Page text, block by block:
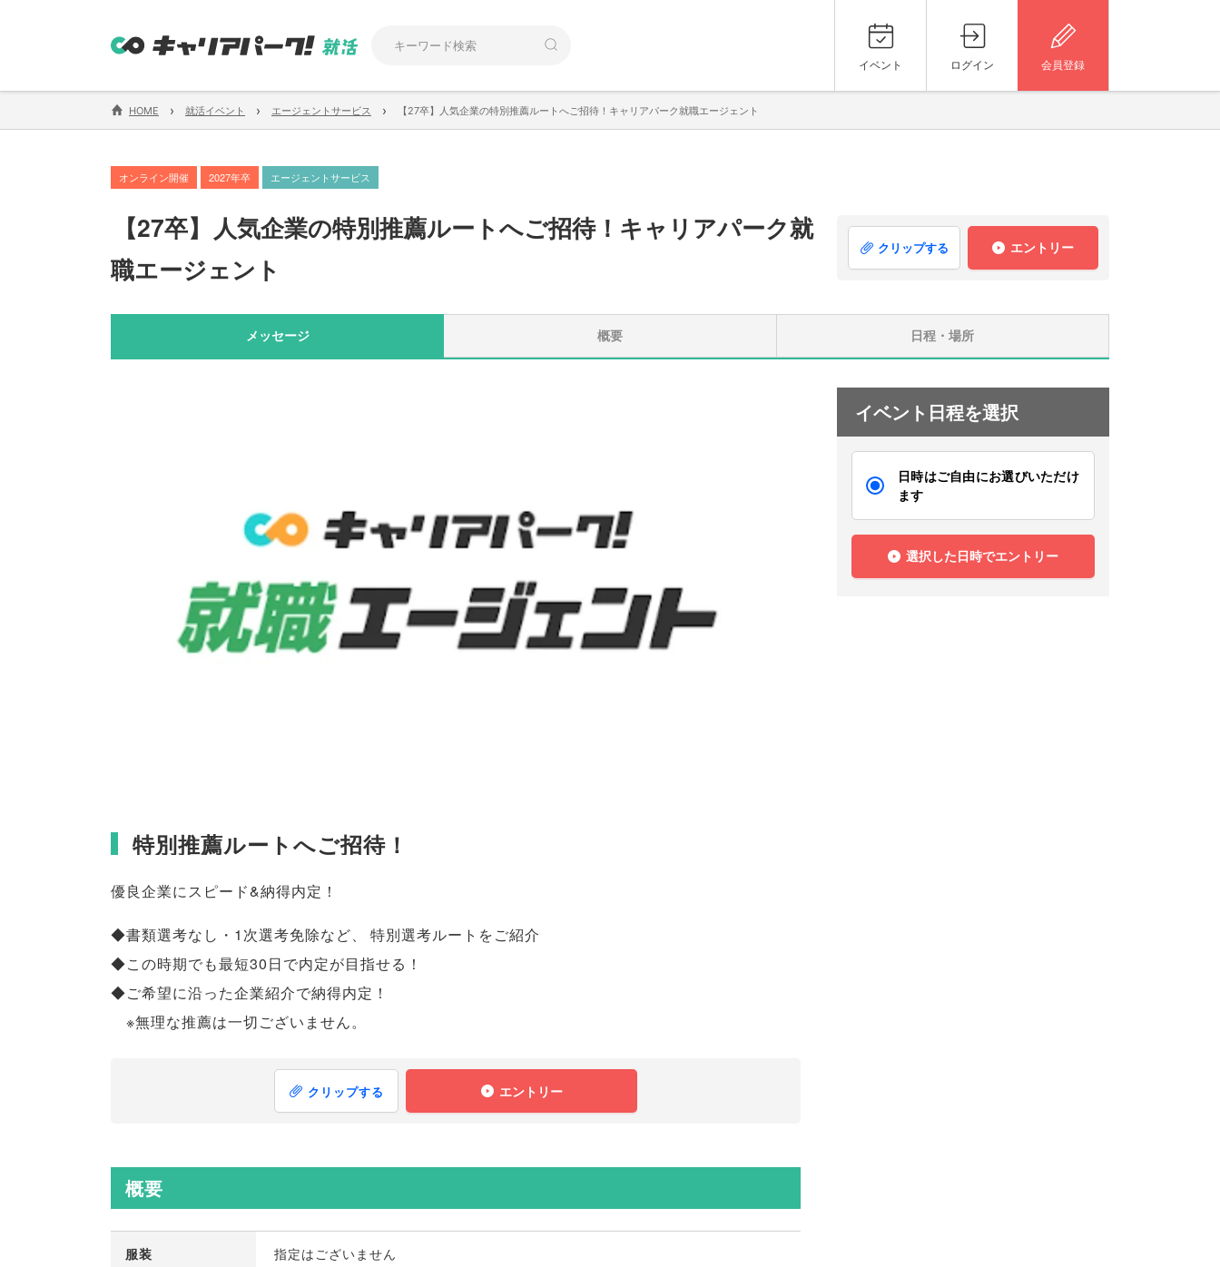
イベント ログイン 会員登録
HOME › 就活イベント › エージェントサービス › 【27卒】人気企業の特別推薦ルートへご招待！キャリアパーク就職エージェント
オンライン開催 2027年卒 エージェントサービス
【27卒】 人気企業の特別推薦ルートへご招待！キャリアパーク就
職エージェント
クリップする エントリー
メッセージ 概要 日程・場所
特別推薦ルートへご招待！
優良企業にスピード&納得内定！
◆書類選考なし・1次選考免除など、
特別選考ルートをご紹介
◆この時期でも最短30日で内定が目指せる！
◆ご希望に沿った企業紹介で納得内定！
※無理な推薦は一切ございません。
クリップする エントリー
概要
服装 指定はございません
イベント日程を選択
日時はご自由にお選びいただけ
ます
選択した日時でエントリー